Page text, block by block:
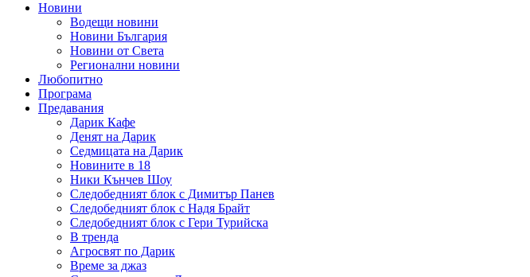
Новини
Водещи новини
Новини България
Новини от Света
Регионални новини
Любопитно
Програма
Предавания
Дарик Кафе
Денят на Дарик
Седмицата на Дарик
Новините в 18
Ники Кънчев Шоу
Следобедният блок с Димитър Панев
Следобедният блок с Надя Брайт
Следобедният блок с Гери Турийска
В тренда
Агросвят по Дарик
Време за джаз